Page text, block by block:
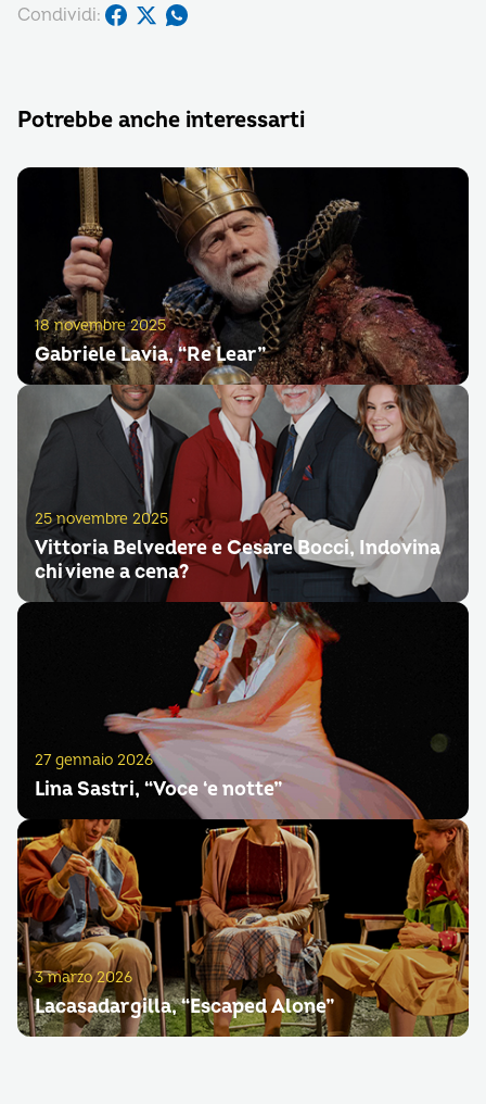
Condividi:
Potrebbe anche interessarti
18 novembre 2025
Gabriele Lavia, “Re Lear”
25 novembre 2025
Vittoria Belvedere e Cesare Bocci, Indovina
chi viene a cena?
27 gennaio 2026
Lina Sastri, “Voce ‘e notte”
3 marzo 2026
Lacasadargilla, “Escaped Alone”